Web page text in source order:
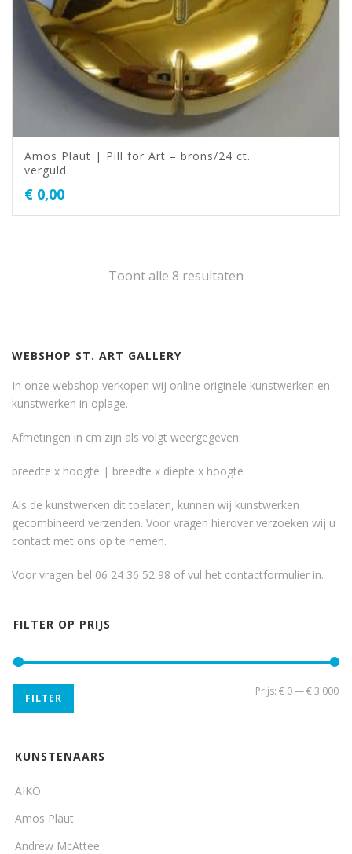
Amos Plaut | Pill for Art – brons/24 ct.
verguld
€ 0,00
Toont alle 8 resultaten
WEBSHOP ST. ART GALLERY
In onze webshop verkopen wij online originele kunstwerken en
kunstwerken in oplage.
Afmetingen in cm zijn als volgt weergegeven:
breedte x hoogte | breedte x diepte x hoogte
Als de kunstwerken dit toelaten, kunnen wij kunstwerken
gecombineerd verzenden. Voor vragen hierover verzoeken wij u
contact met ons op te nemen.
Voor vragen bel 06 24 36 52 98 of vul het contactformulier in.
FILTER OP PRIJS
FILTER
Prijs: € 0—€ 3.000
KUNSTENAARS
AIKO
Amos Plaut
Andrew McAttee